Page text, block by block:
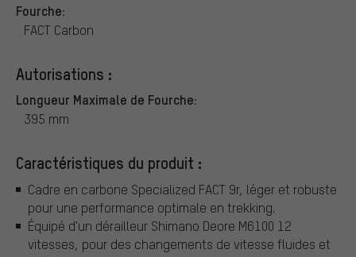
Fourche:
FACT Carbon
Autorisations :
Longueur Maximale de Fourche:
395 mm
Caractéristiques du produit :
Cadre en carbone Specialized FACT 9r, léger et robuste
pour une performance optimale en trekking.
Équipé d'un dérailleur Shimano Deore M6100 12
vitesses, pour des changements de vitesse fluides et